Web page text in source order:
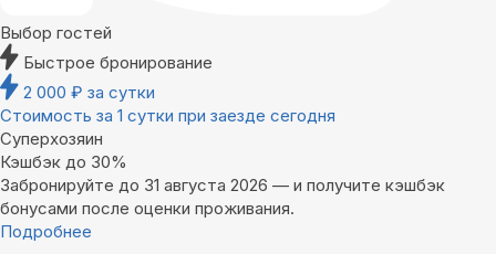
Выбор гостей
Быстрое бронирование
2 000 ₽ за сутки
Стоимость за 1 сутки при заезде сегодня
Суперхозяин
Кэшбэк до 30%
Забронируйте до 31 августа 2026 — и получите кэшбэк
бонусами после оценки проживания.
Подробнее